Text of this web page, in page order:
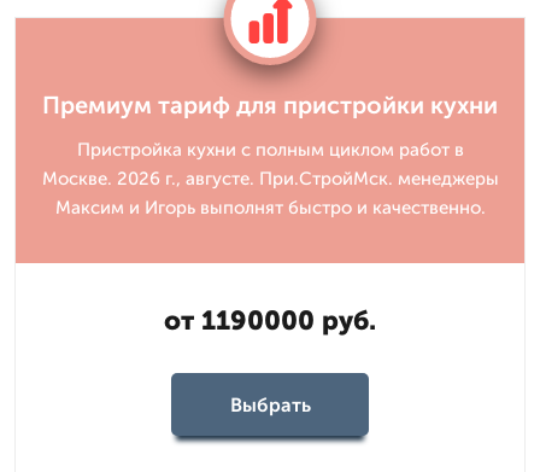
Премиум тариф для пристройки кухни
Пристройка кухни с полным циклом работ в
Москве. 2026 г., августе. При.СтройМск. менеджеры
Максим и Игорь выполнят быстро и качественно.
от 1190000 руб.
Выбрать